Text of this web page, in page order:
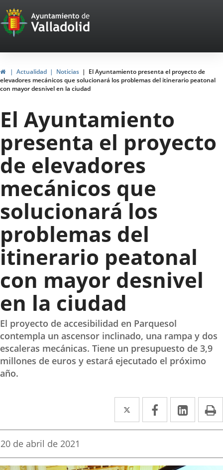
Portal
Web
del
Ayuntamiento
de
Valladolid
HomeActualidad Noticias
El Ayuntamiento presenta el proyecto de
elevadores mecánicos que solucionará los problemas del itinerario peatonal
con mayor desnivel en la ciudad
El Ayuntamiento
presenta el proyecto
de elevadores
mecánicos que
solucionará los
problemas del
itinerario peatonal
con mayor desnivel
en la ciudad
El proyecto de accesibilidad en Parquesol
contempla un ascensor inclinado, una rampa y dos
escaleras mecánicas. Tiene un presupuesto de 3,9
millones de euros y estará ejecutado el próximo
año.
Twitter
Enlace
a
aplicación
Facebook
Enlace
a
aplicación
Enlace
a
Fecha
la
20 de abril de 2021